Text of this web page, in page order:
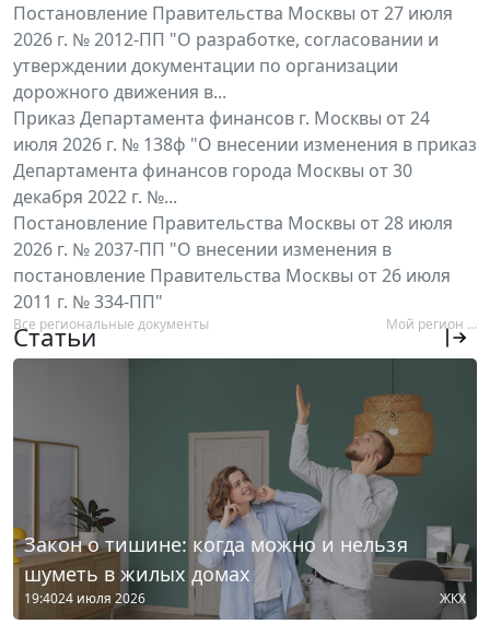
Постановление Правительства Москвы от 27 июля
2026 г. № 2012-ПП "О разработке, согласовании и
утверждении документации по организации
дорожного движения в...
Приказ Департамента финансов г. Москвы от 24
июля 2026 г. № 138ф "О внесении изменения в приказ
Департамента финансов города Москвы от 30
декабря 2022 г. №...
Постановление Правительства Москвы от 28 июля
2026 г. № 2037-ПП "О внесении изменения в
постановление Правительства Москвы от 26 июля
2011 г. № 334-ПП"
Все региональные документы Мой регион ...
Статьи
Закон о тишине: когда можно и нельзя
шуметь в жилых домах
19:4024 июля 2026 ЖКХ